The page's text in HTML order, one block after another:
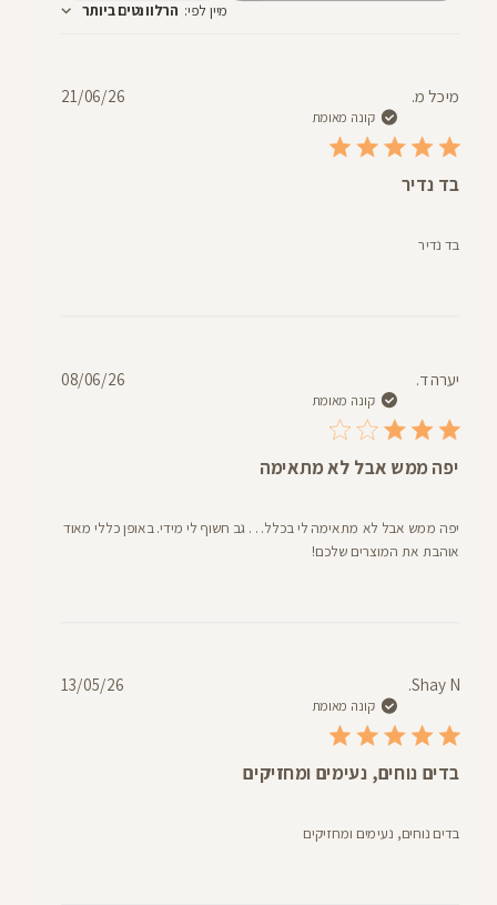
מיין לפי: הרלוונטים ביותר
מיכל מ.
קונה מאומת
בד נדיר
בד נדיר
21/06/26
יערה ד.
קונה מאומת
יפה ממש אבל לא מתאימה
יפה ממש אבל לא מתאימה לי בכלל. . . גב חשוף לי מידי. באופן כללי מאוד
אוהבת את המוצרים שלכם!
תאריך08/06/26
Shay N.
קונה מאומת
בדים נוחים, נעימים ומחזיקים
בדים נוחים, נעימים ומחזיקים
תאריך13/05/26